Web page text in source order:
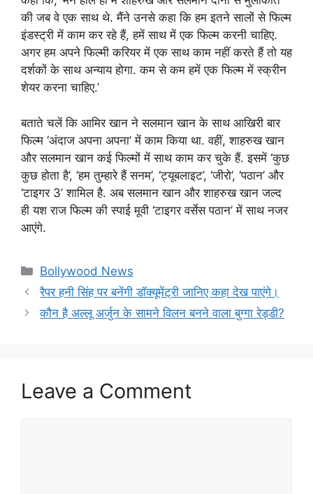
की जब वे एक साथ थे. मैंने उनसे कहा कि हम इतने सालों से फिल्म
इंडस्ट्री में काम कर रहे हैं, हमें साथ में एक फिल्म करनी चाहिए.
अगर हम अपने फिल्मी करियर में एक साथ काम नहीं करते हैं तो यह
दर्शकों के साथ अन्याय होगा. कम से कम हमें एक फिल्म में स्क्रीन
शेयर करना चाहिए.’
बताते चलें कि आमिर खान ने सलमान खान के साथ आखिरी बार
फिल्म ‘अंदाज अपना अपना’ में काम किया था. वहीं, शाहरुख खान
और सलमान खान कई फिल्मों में साथ काम कर चुके हैं. इसमें ‘कुछ
कुछ होता है’, ‘हम तुम्हारे हैं सनम’, ‘ट्यूबलाइट’, ‘जीरो’, ‘पठान’ और
‘टाइगर 3’ शामिल है. अब सलमान खान और शाहरुख खान जल्द
ही यश राज फिल्म की स्पाई मूवी ‘टाइगर वर्सेस पठान’ में साथ नजर
आएंगे.
Categories
Bollywood News
रैपर हनी सिंह पर बनेंगी डॉक्यूमेंट्री जानिए कहा देख पाएंगे।
कौन है अल्‍लू अर्जुन के सामने विलन बनने वाला बुग्गा रेड्डी?
Leave a Comment